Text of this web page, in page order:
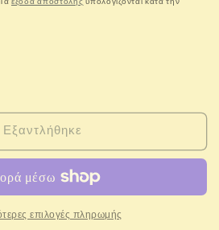
έξοδα αποστολής υπολογίζονται κατά την
Εξαντλήθηκε
επιλογές πληρωμής